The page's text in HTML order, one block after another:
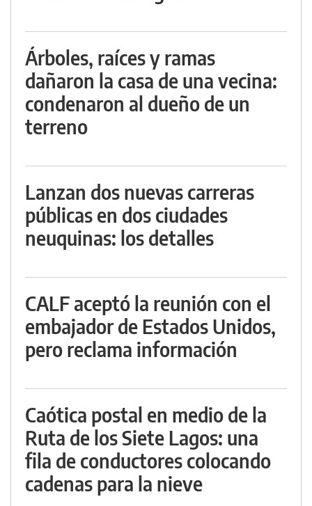
Árboles, raíces y ramas
dañaron la casa de una vecina:
condenaron al dueño de un
terreno
Lanzan dos nuevas carreras
públicas en dos ciudades
neuquinas: los detalles
CALF aceptó la reunión con el
embajador de Estados Unidos,
pero reclama información
Caótica postal en medio de la
Ruta de los Siete Lagos: una
fila de conductores colocando
cadenas para la nieve